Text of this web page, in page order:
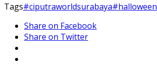
Tags#ciputraworldsurabaya#halloween
Share on Facebook
Share on Twitter